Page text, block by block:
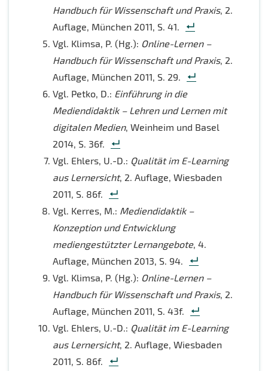
Handbuch für Wissenschaft und Praxis, 2.
Auflage, München 2011, S. 41.
Vgl. Klimsa, P. (Hg.): Online-Lernen –
Handbuch für Wissenschaft und Praxis, 2.
Auflage, München 2011, S. 29.
Vgl. Petko, D.: Einführung in die
Mediendidaktik – Lehren und Lernen mit
digitalen Medien, Weinheim und Basel
2014, S. 36f.
Vgl. Ehlers, U.-D.: Qualität im E-Learning
aus Lernersicht, 2. Auflage, Wiesbaden
2011, S. 86f.
Vgl. Kerres, M.: Mediendidaktik –
Konzeption und Entwicklung
mediengestützter Lernangebote, 4.
Auflage, München 2013, S. 94.
Vgl. Klimsa, P. (Hg.): Online-Lernen –
Handbuch für Wissenschaft und Praxis, 2.
Auflage, München 2011, S. 43f.
Vgl. Ehlers, U.-D.: Qualität im E-Learning
aus Lernersicht, 2. Auflage, Wiesbaden
2011, S. 86f.